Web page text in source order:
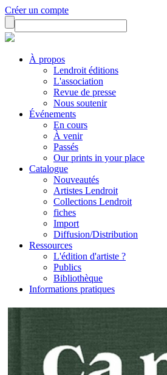
Créer un compte
À propos
Lendroit éditions
L'association
Revue de presse
Nous soutenir
Événements
En cours
À venir
Passés
Our prints in your place
Catalogue
Nouveautés
Artistes Lendroit
Collections Lendroit
fiches
Import
Diffusion/Distribution
Ressources
L'édition d'artiste ?
Publics
Bibliothèque
Informations pratiques